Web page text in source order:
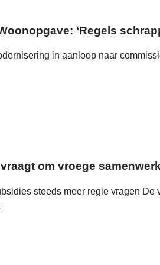
‘Regels
in aanloop naar
om vroege
steeds meer regie vragen